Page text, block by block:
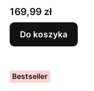
Cena
169,99 zł
Do koszyka
Bestseller